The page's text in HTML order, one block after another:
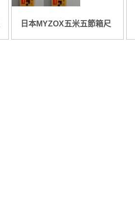
日本MYZOX五米五節箱尺